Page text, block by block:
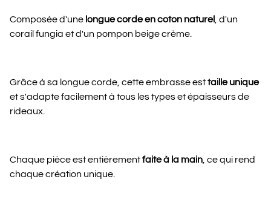
Composée d'une longue corde en coton naturel , d'un
corail fungia et d'un pompon beige crème.
Grâce à sa longue corde, cette embrasse esttaille unique
et s'adapte facilement à tous les types et épaisseurs de
rideaux.
Chaque pièce est entièrementfaite à la main , ce qui rend
chaque création unique.